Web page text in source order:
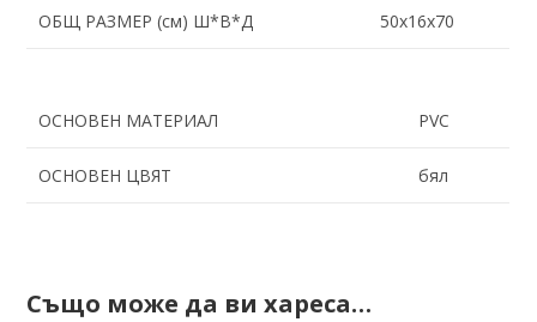
ОБЩ РАЗМЕР (см) Ш*В*Д 50x16x70
ОСНОВЕН МАТЕРИАЛ PVC
ОСНОВЕН ЦВЯТ бял
Също може да ви хареса…